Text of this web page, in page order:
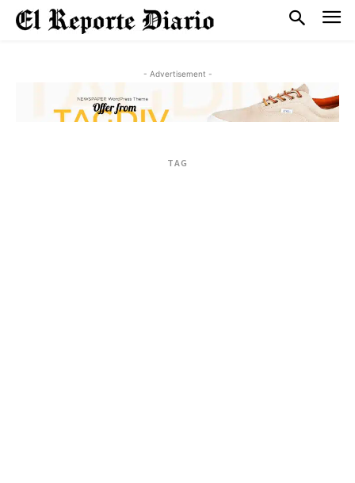
- Advertisement -
TAG